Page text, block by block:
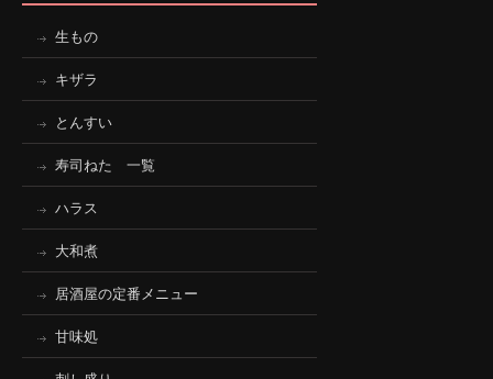
生もの
キザラ
とんすい
寿司ねた 一覧
ハラス
大和煮
居酒屋の定番メニュー
甘味処